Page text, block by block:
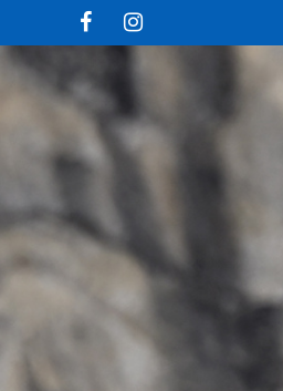
argomenti
delle
notizie:
Adamello Ski
Raid Junior
Campionati
Skialp
Edizione